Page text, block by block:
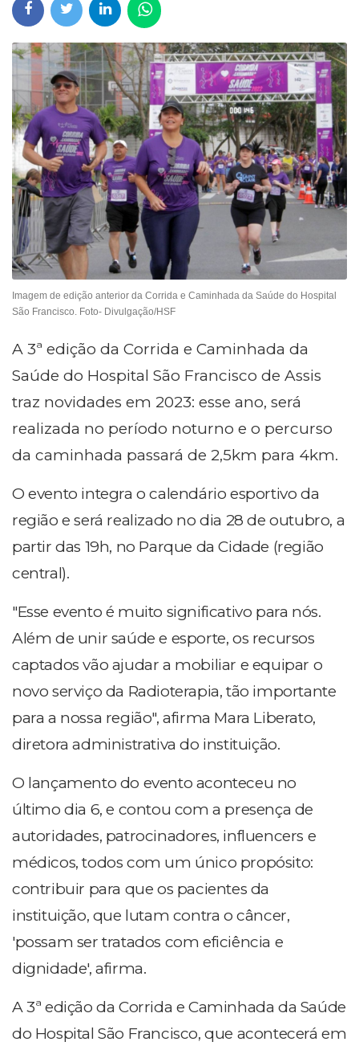
Imagem de edição anterior da Corrida e Caminhada da Saúde do Hospital
São Francisco. Foto- Divulgação/HSF
A 3ª edição da Corrida e Caminhada da
Saúde do Hospital São Francisco de Assis
traz novidades em 2023: esse ano, será
realizada no período noturno e o percurso
da caminhada passará de 2,5km para 4km.
O evento integra o calendário esportivo da
região e será realizado no dia 28 de outubro, a
partir das 19h, no Parque da Cidade (região
central).
"Esse evento é muito significativo para nós.
Além de unir saúde e esporte, os recursos
captados vão ajudar a mobiliar e equipar o
novo serviço da Radioterapia, tão importante
para a nossa região", afirma Mara Liberato,
diretora administrativa do instituição.
O lançamento do evento aconteceu no
último dia 6, e contou com a presença de
autoridades, patrocinadores, influencers e
médicos, todos com um único propósito:
contribuir para que os pacientes da
instituição, que lutam contra o câncer,
'possam ser tratados com eficiência e
dignidade', afirma.
A 3ª edição da Corrida e Caminhada da Saúde
do Hospital São Francisco, que acontecerá em